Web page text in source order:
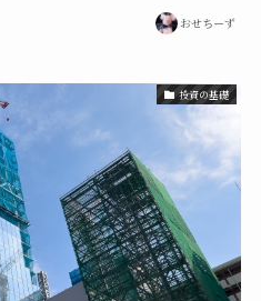
おせちーず
投資の基礎